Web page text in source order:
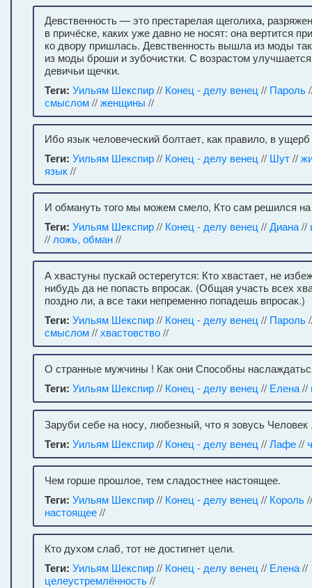
Девственность — это престарелая щеголиха,
в причёске, каких уже давно не носят: она вертится
ко двору пришлась. Девственность вышла из моды
из моды броши и зубочистки. С возрастом
девичьи щечки.
Теги: Уильям Шекспир// Конец - делу венец // Пароль
смыслом//женщины //
Ибо язык человеческий болтает, как правило, в
Теги: Уильям Шекспир// Конец - делу венец // Шут//
язык//
И обмануть того мы можем смело, Кто сам решился
Теги: Уильям Шекспир// Конец - делу венец //Диана//
// ложь, обман//
А хвастуны пускай остерегутся: Кто хвастает, не
нибудь да не попасть впросак. (Общая участь всех
поздно ли, а все таки непременно попадешь впросак.)
Теги: Уильям Шекспир// Конец - делу венец // Пароль
смыслом//хвастовство//
О странные мужчины ! Как они Способны
Теги: Уильям Шекспир// Конец - делу венец // Елена//
Заруби себе на носу, любезный, что я зовусь Человек
Теги: Уильям Шекспир// Конец - делу венец //Лафе//
Чем горше прошлое, тем сладостнее настоящее.
Теги: Уильям Шекспир// Конец - делу венец // Король
настоящее//
Кто духом слаб, тот не достигнет цели.
Теги: Уильям Шекспир// Конец - делу венец // Елена//
целеустремлённость//